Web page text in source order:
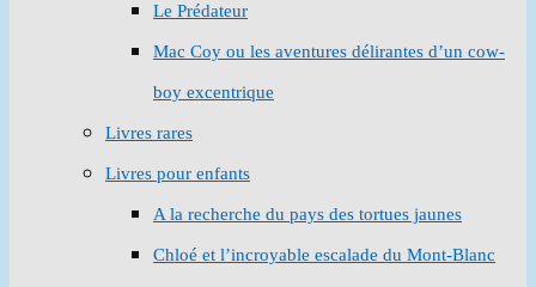
Le Prédateur
Mac Coy ou les aventures délirantes d’un cow-
boy excentrique
Livres rares
Livres pour enfants
A la recherche du pays des tortues jaunes
Chloé et l’incroyable escalade du Mont-Blanc